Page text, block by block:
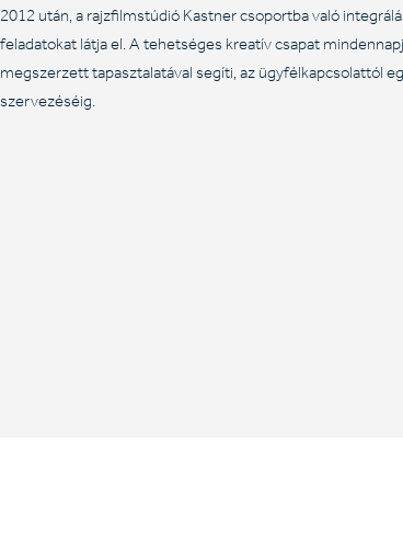
2012 után, a rajzfilmstúdió Kastner csoportba való
feladatokat látja el. A tehetséges kreatív csapat
megszerzett tapasztalatával segíti, az ügyfélkapcsolattól
szervezéséig.